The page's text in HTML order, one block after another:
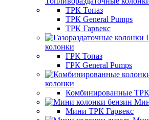
ТРК Топаз
ТРК General Pumps
ТРК Гарвекс
колонки
ГРК Топаз
ГРК General Pumps
колонки
Комбинированные
Мини ТРК Гарвекс